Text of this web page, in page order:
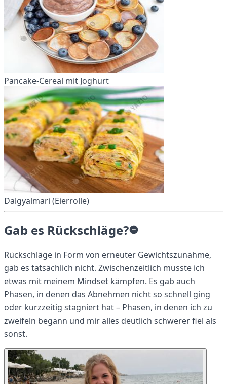
Pancake-Cereal mit Joghurt
Dalgyalmari (Eierrolle)
Gab es Rückschläge?
Rückschläge in Form von erneuter Gewichtszunahme,
gab es tatsächlich nicht. Zwischenzeitlich musste ich
etwas mit meinem Mindset kämpfen. Es gab auch
Phasen, in denen das Abnehmen nicht so schnell ging
oder kurzzeitig stagniert hat – Phasen, in denen ich zu
zweifeln begann und mir alles deutlich schwerer fiel als
sonst.